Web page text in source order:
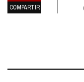
COMPARTIR